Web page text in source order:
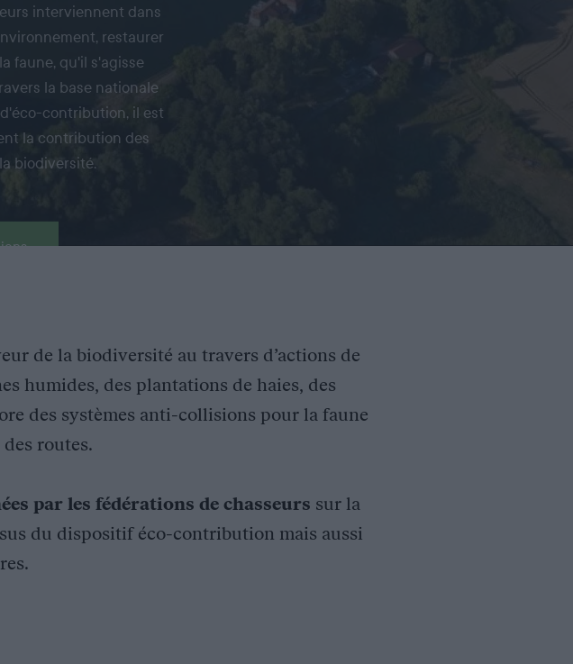
interviennent dans
restaurer
faune, qu'il s'agisse
la base nationale
contribution, il est
la contribution des
biodiversité.
de la biodiversité au travers d’actions de
humides, des plantations de haies, des
des systèmes anti-collisions pour la faune
routes.
par les fédérations de chasseurs sur la
du dispositif éco-contribution mais aussi